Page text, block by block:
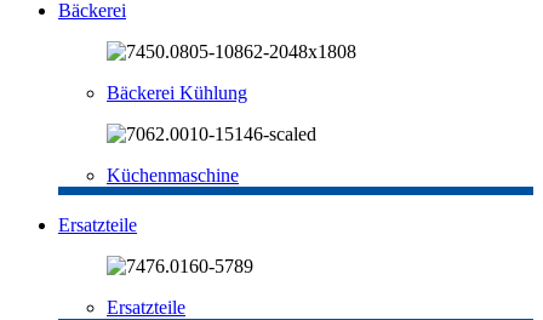
Bäckerei
Bäckerei Kühlung
Küchenmaschine
Ersatzteile
Ersatzteile